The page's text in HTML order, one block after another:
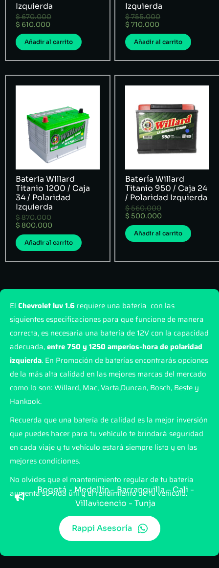
Izquierda
$670.000
$ 610.000
Añadir al carrito
Izquierda
$755.000
$ 710.000
Añadir al carrito
Bateria Willard
Titanio 1200 / Caja
34 / Polaridad
Izquierda
$870.000
$ 800.000
Añadir al carrito
Batería Willard
Titanio 950 / Caja 24
/ Polaridad Izquierda
$560.000
$ 500.000
Añadir al carrito
El Chevrolet luv 1.6 requiere una batería con las
siguientes especificaciones para que funcione de manera
correcta, es necesaria una batería de 12V con la capacidad
adecuada,entre 750 y 1250 amperios-hora de polaridad
izquierda. En Promoción de baterías encontrarás opciones
de la más alta calidad en las mejores marcas del mercado
como lo son: Willard, Mac, Varta,Duncan, Bosch, Beste y
Hankook.
Recuerda que una batería de calidad es la mejor inversión
que puedes hacer para tu vehículo te brindará seguridad
en cada viaje y tu vehículo estará siempre listo y en las
mejores condiciones.
No olvides que el mantenimiento regular de tu batería
aumenta su vida útil y el rendimiento de tu vehículo.
Rappi Asesoría
Bogotá - Medellín - Barranquilla - Cali -
Villavicencio - Tunja